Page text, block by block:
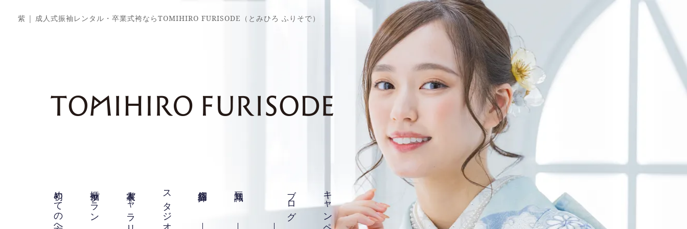
紫 | 成人式振袖レンタル・卒業式袴ならTOMIHIRO FURISODE（とみひろ ふりそで）
初めての方へ 振袖プラン 衣裳ギャラリー スタジオ紹介 ブログ キャンペーン